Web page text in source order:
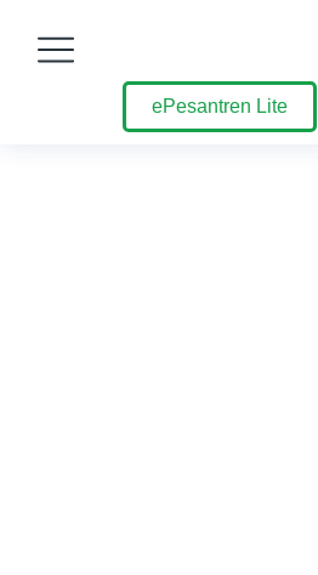
ePesantren Lite